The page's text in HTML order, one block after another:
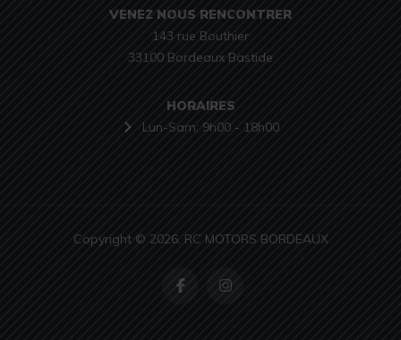
VENEZ NOUS RENCONTRER
143 rue Bouthier
33100 Bordeaux Bastide
HORAIRES
Lun-Sam: 9h00 - 18h00
Copyright © 2026. RC MOTORS BORDEAUX